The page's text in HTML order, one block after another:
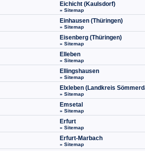
Eichicht (Kaulsdorf)
» Sitemap
Einhausen (Thüringen)
» Sitemap
Eisenberg (Thüringen)
» Sitemap
Elleben
» Sitemap
Ellingshausen
» Sitemap
Elxleben (Landkreis
» Sitemap
Emsetal
» Sitemap
Erfurt
» Sitemap
Erfurt-Marbach
» Sitemap